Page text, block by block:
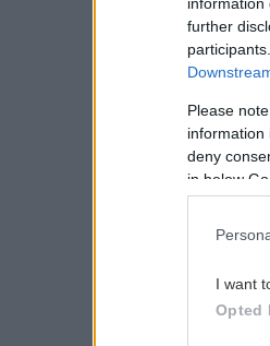
further
Please
information
deny
in below
I want
Opted